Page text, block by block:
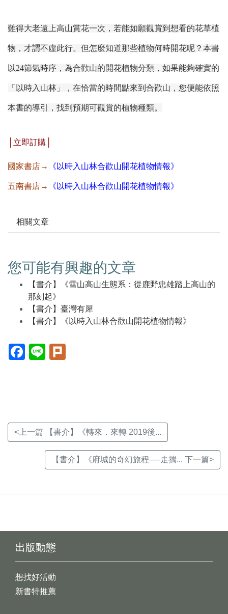
難得大老遠上高山賞花一次，若能如願觀賞到想看的花草植
物，才謂不虛此行。但怎麼知道那些植物何時開花呢？本書
以24節氣時序，為合歡山的開花植物分類， 如果能夠確實的
「以時入山林」，在恰當的時間點來到合歡山，您便能依照
本書的導引，找到預期可觀賞的植物種類。
│立即訂購│
國家書店→ 《 以時入山林合歡山開花植物情報》
五南書店→ 《 以時入山林合歡山開花植物情報》
相關文章
您可能有興趣的文章
【書介】《雪山高山生態系：從鹿野忠雄踏上高山的
那刻起》
【書介】臺灣有犀
【書介】《以時入山林合歡山開花植物情報》
Facebook(另
開
Line(另
開
<上一篇 【書介】《轉來．來轉 2019後...
【書介】《府城的奇幻旅程──走揣... 下一篇>
出版動態
想找好活動
新書特推薦